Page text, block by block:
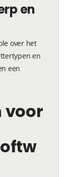
en
over het
en
een
voor